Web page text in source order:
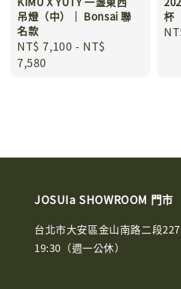
吊燈（中）｜ Bonsai 聯
名款
Regular
price
NT$ 7,100 - NT$
7,580
杯
JOSUIa SHOWROOM 門市
台北市大安區金山南路二段
19:30（週一公休）